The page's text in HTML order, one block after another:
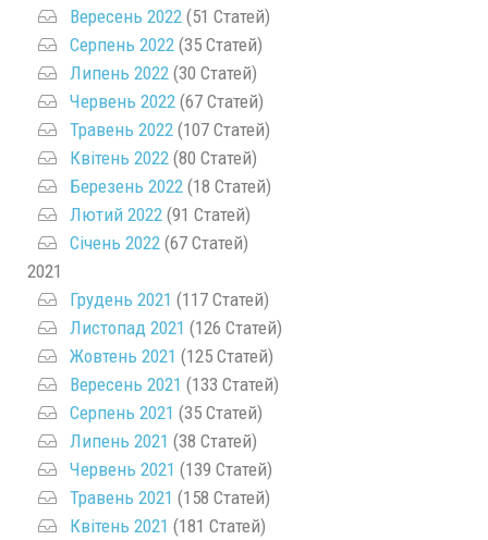
Вересень 2022 (51 Статей)
Серпень 2022 (35 Статей)
Липень 2022 (30 Статей)
Червень 2022 (67 Статей)
Травень 2022 (107 Статей)
Квітень 2022 (80 Статей)
Березень 2022 (18 Статей)
Лютий 2022 (91 Статей)
Січень 2022 (67 Статей)
2021
Грудень 2021 (117 Статей)
Листопад 2021 (126 Статей)
Жовтень 2021 (125 Статей)
Вересень 2021 (133 Статей)
Серпень 2021 (35 Статей)
Липень 2021 (38 Статей)
Червень 2021 (139 Статей)
Травень 2021 (158 Статей)
Квітень 2021 (181 Статей)